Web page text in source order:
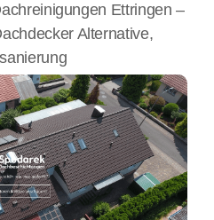
Ettringen –
Alternative,